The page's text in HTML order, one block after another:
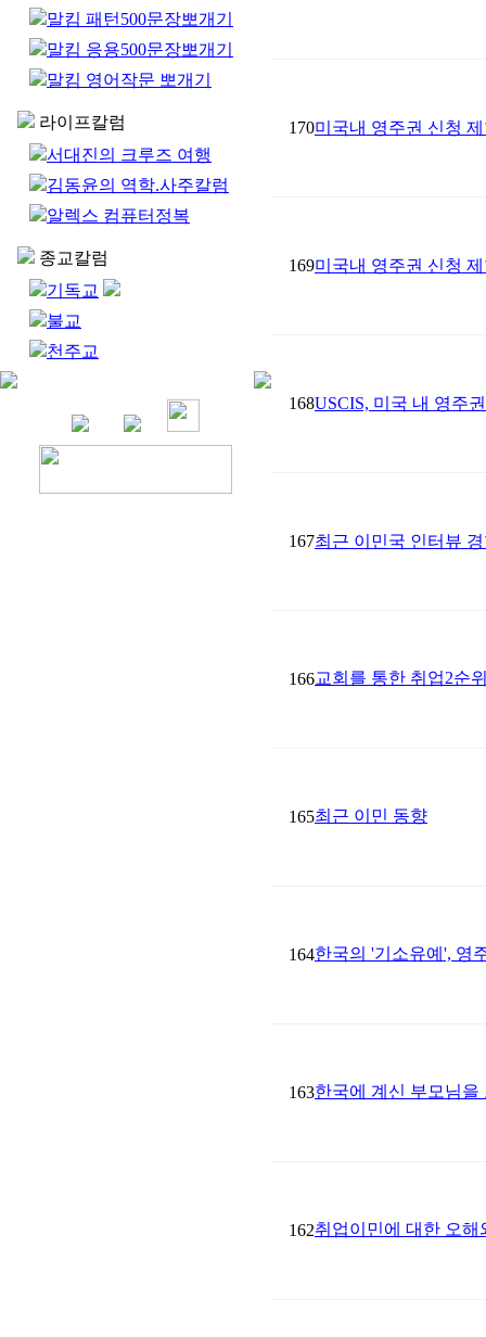
말킴 패턴500문장뽀개기
말킴 응용500문장뽀개기
말킴 영어작문 뽀개기
라이프칼럼
서대진의 크루즈 여행
김동윤의 역학.사주칼럼
알렉스 컴퓨터정복
종교칼럼
기독교
불교
천주교
170미국내 영주권 신청
169미국내 영주권 신청
168USCIS, 미국 내 영주
167최근 이민국 인터뷰
166교회를 통한 취업2순
165최근 이민 동향
164한국의 '기소유예', 영
163한국에 계신 부모님을
162취업이민에 대한 오해